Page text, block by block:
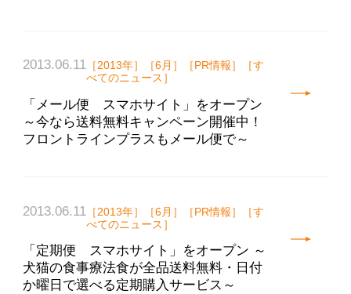
2013.06.11［2013年］［6月］［PR情報］［す
べてのニュース］
「メール便 スマホサイト」をオープン
～今なら送料無料キャンペーン開催中！
フロントラインプラスもメール便で～
2013.06.11
［2013年］［6月］［PR情報］［す
べてのニュース］
「定期便 スマホサイト」をオープン ～
犬猫の食事療法食が全品送料無料・日付
か曜日で選べる定期購入サービス～